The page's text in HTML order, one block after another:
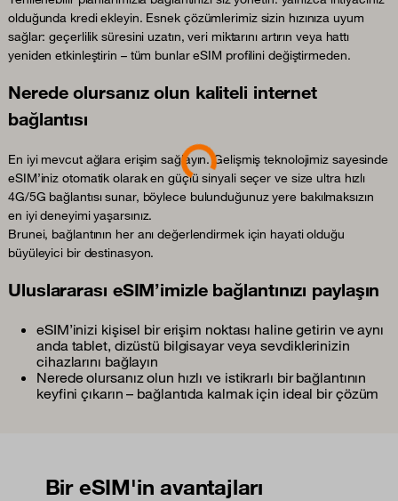
olduğunda kredi ekleyin. Esnek çözümlerimiz sizin hızınıza uyum
sağlar: geçerlilik süresini uzatın, veri miktarını artırın veya hattı
yeniden etkinleştirin – tüm bunlar eSIM profilini değiştirmeden.
Nerede olursanız olun kaliteli internet
bağlantısı
En iyi mevcut ağlara erişim sağlayın. Gelişmiş teknolojimiz sayesinde
eSIM’iniz otomatik olarak en güçlü sinyali seçer ve size ultra hızlı
4G/5G bağlantısı sunar, böylece bulunduğunuz yere bakılmaksızın
en iyi deneyimi yaşarsınız.
Brunei, bağlantının her anı değerlendirmek için hayati olduğu
büyüleyici bir destinasyon.
Uluslararası eSIM’imizle bağlantınızı paylaşın
eSIM’inizi kişisel bir erişim noktası haline getirin ve aynı
anda tablet, dizüstü bilgisayar veya sevdiklerinizin
cihazlarını bağlayın
Nerede olursanız olun hızlı ve istikrarlı bir bağlantının
keyfini çıkarın – bağlantıda kalmak için ideal bir çözüm
Bir eSIM'in avantajları
Loading...